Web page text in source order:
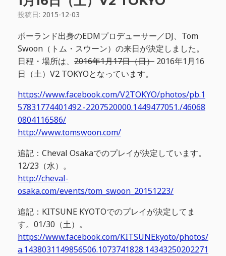
投稿日: 2015-12-03
ポーランド出身のEDMプロデューサー／DJ、Tom
Swoon（トム・スウーン）の来日が決定しました。
日程・場所は、 2016年1月17日（日） 2016年1月16
日（土）V2 TOKYOとなっています。
https://www.facebook.com/V2TOKYO/photos/pb.1
57831774401492.-2207520000.1449477051./46068
0804116586/
http://www.tomswoon.com/
追記：Cheval Osakaでのプレイが決定しています。
12/23（水）。
http://cheval-
osaka.com/events/tom_swoon_20151223/
追記：KITSUNE KYOTOでのプレイが決定してま
す。01/30（土）。
https://www.facebook.com/KITSUNEkyoto/photos/
a.1438031149856506.1073741828.14343250202271